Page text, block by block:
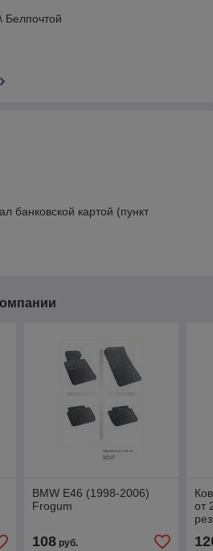
Белпочтой
банковской картой (пункт
BMW E46 (1998-2006)
Frogum
108руб.
от